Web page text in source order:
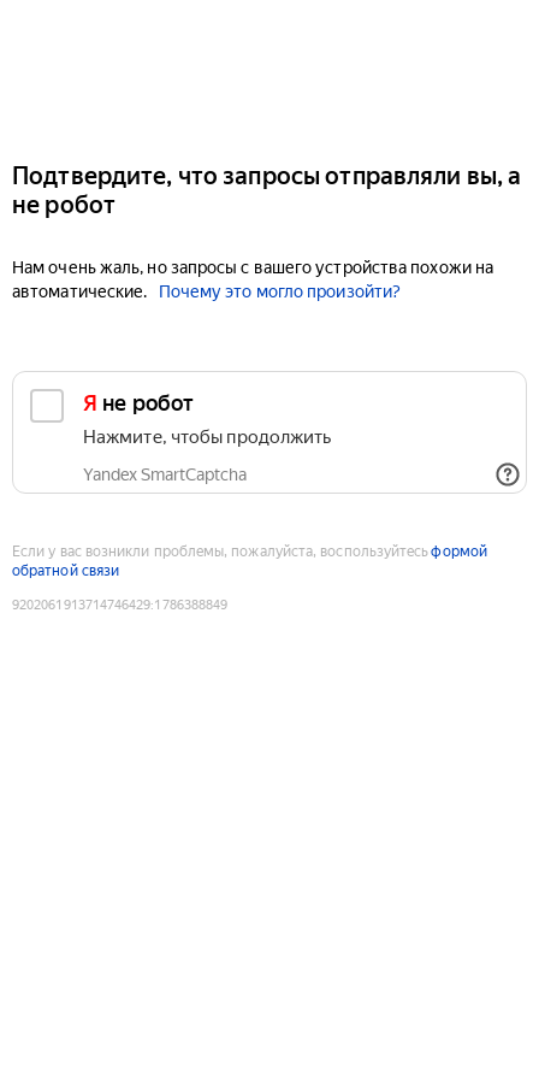
Подтвердите, что запросы отправляли вы, а
не робот
Нам очень жаль, но запросы с вашего устройства похожи на
автоматические.
Почему это могло произойти?
Я не робот
Нажмите, чтобы продолжить
Yandex SmartCaptcha
Если у вас возникли проблемы, пожалуйста, воспользуйтесьформой
обратной связи
9202061913714746429:1786388849